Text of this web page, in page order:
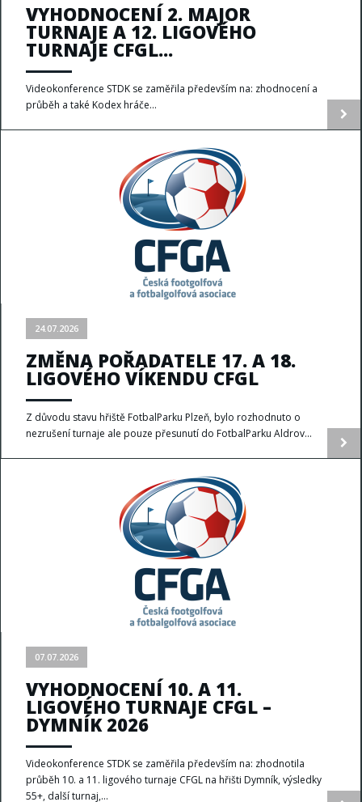
VYHODNOCENÍ 2. MAJOR
TURNAJE A 12. LIGOVÉHO
TURNAJE CFGL...
Videokonference STDK se zaměřila především na: zhodnocení a
průběh a také Kodex hráče...
24.07.2026
ZMĚNA POŘADATELE 17. A 18.
LIGOVÉHO VÍKENDU CFGL
Z důvodu stavu hřiště FotbalParku Plzeň, bylo rozhodnuto o
nezrušení turnaje ale pouze přesunutí do FotbalParku Aldrov...
07.07.2026
VYHODNOCENÍ 10. A 11.
LIGOVÉHO TURNAJE CFGL –
DYMNÍK 2026
Videokonference STDK se zaměřila především na: zhodnotila
průběh 10. a 11. ligového turnaje CFGL na hřišti Dymník, výsledky
55+, další turnaj,...